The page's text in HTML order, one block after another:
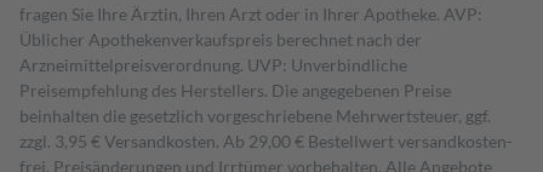
fragen Sie Ihre Ärztin, Ihren Arzt oder in Ihrer Apotheke. AVP:
Üblicher Apothekenverkaufspreis berechnet nach der
Arzneimittelpreisverordnung. UVP: Unverbindliche
Preisempfehlung des Herstellers. Die angegebenen Preise
beinhalten die gesetzlich vorgeschriebene Mehrwertsteuer, ggf.
zzgl. 3,95 € Versandkosten. Ab 29,00 € Bestell­wert versand­kosten­
frei. Preisänderungen und Irrtümer vorbehalten. Alle Angebote